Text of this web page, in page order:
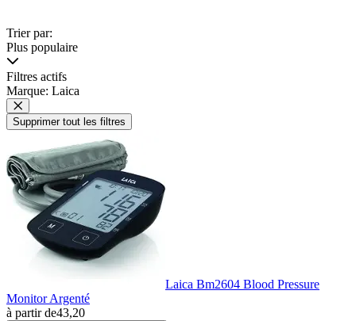
Trier par:
Plus populaire
Filtres actifs
Marque: Laica
Supprimer tout les filtres
Laica Bm2604 Blood Pressure
Monitor Argenté
à partir de43,20